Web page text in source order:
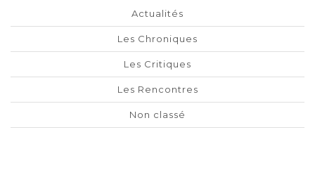
Actualités
Les Chroniques
Les Critiques
Les Rencontres
Non classé